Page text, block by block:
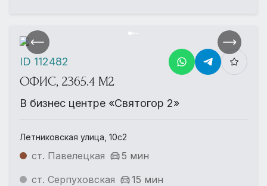
ОФИС, 2365.4 М2
В бизнес центре «Святогор 2»
Летниковская улица, 10с2
ст. Павелецкая
5 мин
ст. Серпуховская
15 мин
ID 112482